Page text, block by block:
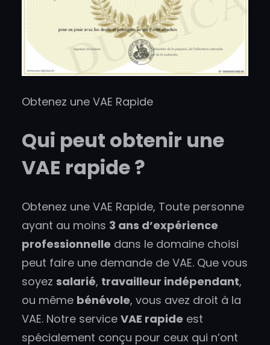
Obtenez une VAE Rapide
Qui peut obtenir une
VAE rapide ?
Obtenez une VAE Rapide, Toute personne
ayant au moins 3 ans d’expérience
professionnelle dans le domaine choisi
peut faire une demande de VAE. Que vous
soyez salarié, travailleur indépendant,
ou même bénévole, vous avez droit à la
VAE. Notre service VAE rapide est
spécialement conçu pour ceux qui n’ont